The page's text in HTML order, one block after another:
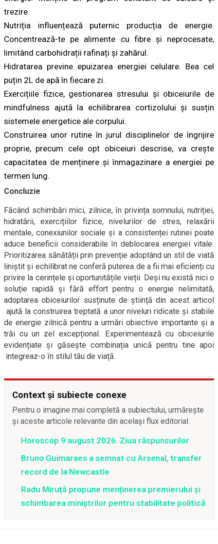
trezire.
Nutriția influențează puternic producția de energie.
Concentrează-te pe alimente cu fibre și neprocesate,
limitând carbohidrații rafinați și zahărul.
Hidratarea previne epuizarea energiei celulare. Bea cel
puțin 2L de apă în fiecare zi.
Exercițiile fizice, gestionarea stresului și obiceiurile de
mindfulness ajută la echilibrarea cortizolului și susțin
sistemele energetice ale corpului.
Construirea unor rutine în jurul disciplinelor de îngrijire
proprie, precum cele opt obiceiuri descrise, va crește
capacitatea de menținere și înmagazinare a energiei pe
termen lung.
Concluzie
Făcând schimbări mici, zilnice, în privința somnului, nutriției,
hidratării, exercițiilor fizice, nivelurilor de stres, relaxării
mentale, conexiunilor sociale și a consistenței rutinei poate
aduce beneficii considerabile în deblocarea energiei vitale.
Prioritizarea sănătății prin prevenție adoptând un stil de viată
liniștit și echilibrat ne conferă puterea de a fii mai eficienți cu
privire la cerințele și oportunitățile vieții. Deși nu există nici o
soluție rapidă și fără effort pentru o energie nelimitată,
adoptarea obiceiurilor susținute de știință din acest articol
ajută la construirea treptată a unor niveluri ridicate și stabile
de energie zilnică pentru a urmări obiective importante și a
trăi cu un zel excepțional. Experimentează cu obiceiurile
evidențiate și găsește combinația unică pentru tine apoi
integreaz-o în stilul tău de viață.
Context și subiecte conexe
Pentru o imagine mai completă a subiectului, urmărește
și aceste articole relevante din același flux editorial.
Horoscop 9 august 2026. Ziua răspunsurilor
Bruno Guimaraes a semnat cu Arsenal, transfer
record de la Newcastle
Radu Miruță propune menținerea premierului și
schimbarea miniștrilor pentru stabilitate politică